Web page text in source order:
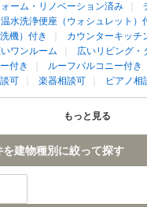
ォーム・リノベーション済み
温水洗浄便座（ウォシュレット）
機）付き
カウンターキッチ
いワンルーム
広いリビング・
付き
ルーフバルコニー付き
可
楽器相談可 ピアノ相
もっと見る
建物種別に絞って探す